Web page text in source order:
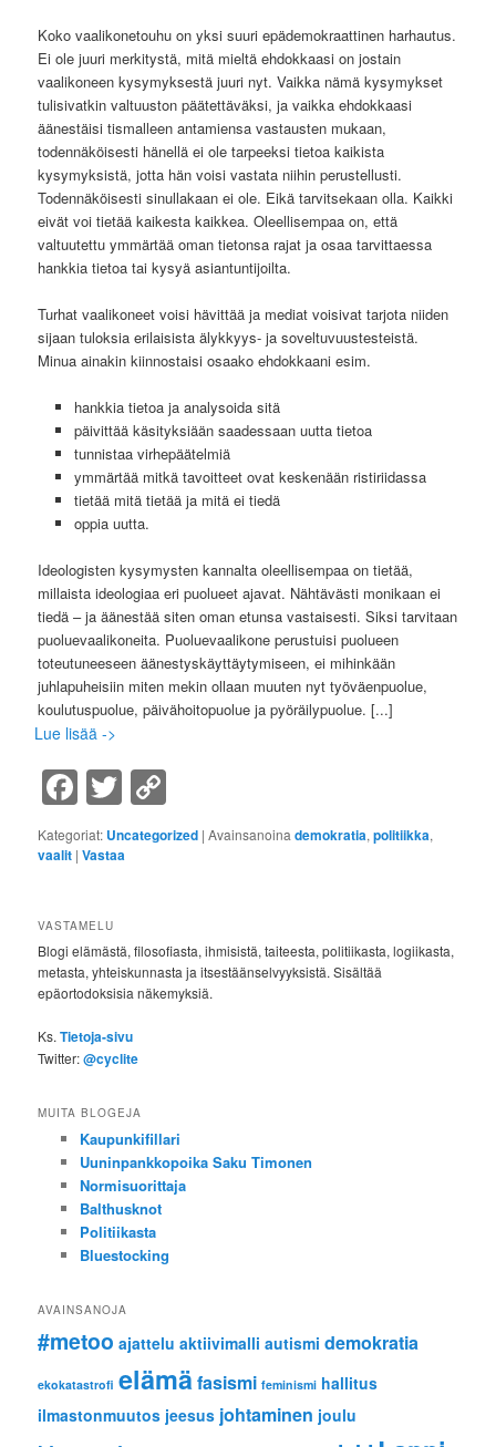
Koko vaalikonetouhu on yksi suuri epädemokraattinen harhautus.
Ei ole juuri merkitystä, mitä mieltä ehdokkaasi on jostain
vaalikoneen kysymyksestä juuri nyt. Vaikka nämä kysymykset
tulisivatkin valtuuston päätettäväksi, ja vaikka ehdokkaasi
äänestäisi tismalleen antamiensa vastausten mukaan,
todennäköisesti hänellä ei ole tarpeeksi tietoa kaikista
kysymyksistä, jotta hän voisi vastata niihin perustellusti.
Todennäköisesti sinullakaan ei ole. Eikä tarvitsekaan olla. Kaikki
eivät voi tietää kaikesta kaikkea. Oleellisempaa on, että
valtuutettu ymmärtää oman tietonsa rajat ja osaa tarvittaessa
hankkia tietoa tai kysyä asiantuntijoilta.
Turhat vaalikoneet voisi hävittää ja mediat voisivat tarjota niiden
sijaan tuloksia erilaisista älykkyys- ja soveltuvuustesteistä.
Minua ainakin kiinnostaisi osaako ehdokkaani esim.
hankkia tietoa ja analysoida sitä
päivittää käsityksiään saadessaan uutta tietoa
tunnistaa virhepäätelmiä
ymmärtää mitkä tavoitteet ovat keskenään ristiriidassa
tietää mitä tietää ja mitä ei tiedä
oppia uutta.
Ideologisten kysymysten kannalta oleellisempaa on tietää,
millaista ideologiaa eri puolueet ajavat. Nähtävästi monikaan ei
tiedä – ja äänestää siten oman etunsa vastaisesti. Siksi tarvitaan
puoluevaalikoneita. Puoluevaalikone perustuisi puolueen
toteutuneeseen äänestyskäyttäytymiseen, ei mihinkään
juhlapuheisiin miten mekin ollaan muuten nyt työväenpuolue,
koulutuspuolue, päivähoitopuolue ja pyöräilypuolue.[...]
Lue lisää ->
Facebook
Twitter
Link
Kategoriat: Uncategorized |Avainsanoina demokratia,politiikka,
vaalit |Vastaa
VASTAMELU
Blogi elämästä, filosofiasta, ihmisistä, taiteesta, politiikasta, logiikasta,
metasta, yhteiskunnasta ja itsestäänselvyyksistä. Sisältää
epäortodoksisia näkemyksiä.
Ks.Tietoja-sivu
Twitter:@cyclite
MUITA BLOGEJA
Kaupunkifillari
Uuninpankkopoika Saku Timonen
Normisuorittaja
Balthusknot
Politiikasta
Bluestocking
AVAINSANOJA
#metoo ajattelu aktiivimalli autismi demokratia
ekokatastrofi elämäfasismi feminismi hallitus
ilmastonmuutos jeesus johtaminen joulu